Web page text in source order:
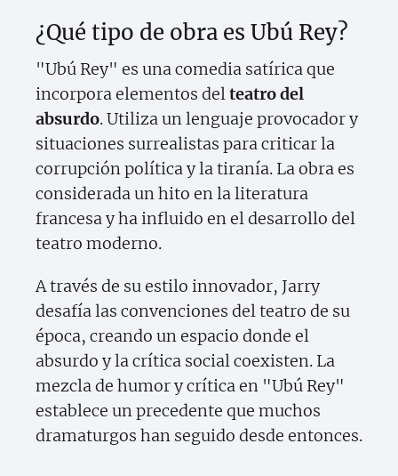
¿Qué tipo de obra es Ubú Rey?
"Ubú Rey" es una comedia satírica que
incorpora elementos delteatro del
absurdo. Utiliza un lenguaje provocador y
situaciones surrealistas para criticar la
corrupción política y la tiranía. La obra es
considerada un hito en la literatura
francesa y ha influido en el desarrollo del
teatro moderno.
A través de su estilo innovador, Jarry
desafía las convenciones del teatro de su
época, creando un espacio donde el
absurdo y la crítica social coexisten. La
mezcla de humor y crítica en "Ubú Rey"
establece un precedente que muchos
dramaturgos han seguido desde entonces.